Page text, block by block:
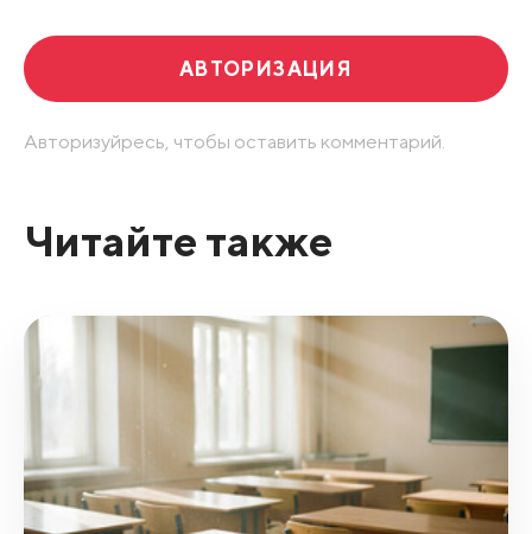
АВТОРИЗАЦИЯ
Авторизуйресь, чтобы оставить комментарий.
Читайте также